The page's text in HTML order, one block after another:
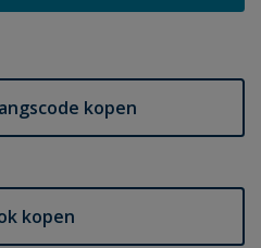
kopen
kopen